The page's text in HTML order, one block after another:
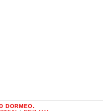
DORMEO.